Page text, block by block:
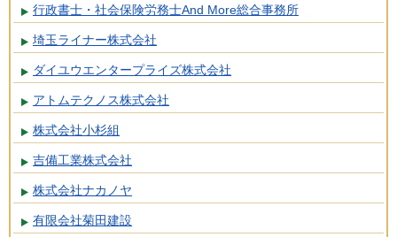
行政書士・社会保険労務士And More総合事務所
埼玉ライナー株式会社
ダイユウエンタープライズ株式会社
アトムテクノス株式会社
株式会社小杉組
吉備工業株式会社
株式会社ナカノヤ
有限会社菊田建設